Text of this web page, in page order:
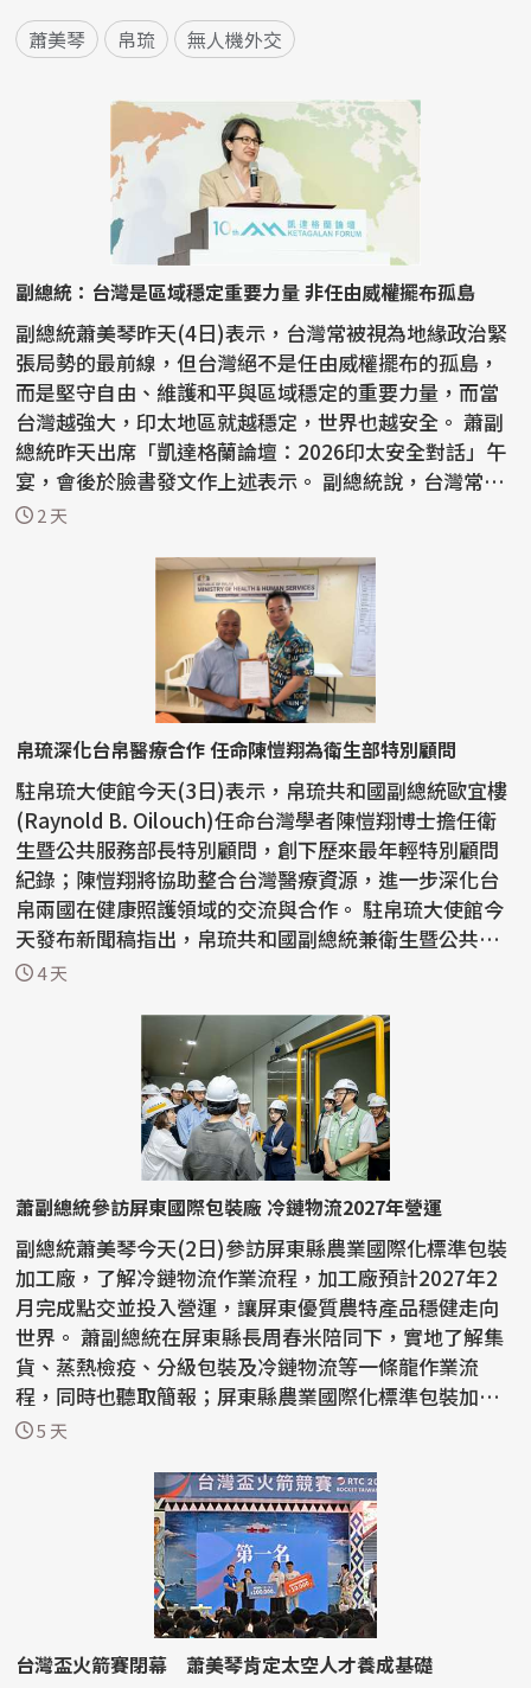
蕭美琴 帛琉 無人機外交
副總統：台灣是區域穩定重要力量 非任由威權擺布孤島
副總統蕭美琴昨天(4日)表示，台灣常被視為地緣政治緊
張局勢的最前線，但台灣絕不是任由威權擺布的孤島，
而是堅守自由、維護和平與區域穩定的重要力量，而當
台灣越強大，印太地區就越穩定，世界也越安全。 蕭副
總統昨天出席「凱達格蘭論壇：2026印太安全對話」午
宴，會後於臉書發文作上述表示。 副總統說，台灣常
被...2 天
帛琉深化台帛醫療合作 任命陳愷翔為衛生部特別顧問
駐帛琉大使館今天(3日)表示，帛琉共和國副總統歐宜樓
(Raynold B. Oilouch)任命台灣學者陳愷翔博士擔任衛
生暨公共服務部長特別顧問，創下歷來最年輕特別顧問
紀錄；陳愷翔將協助整合台灣醫療資源，進一步深化台
帛兩國在健康照護領域的交流與合作。 駐帛琉大使館今
天發布新聞稿指出，帛琉共和國副總統兼衛生暨公共服
務部...
4 天
蕭副總統參訪屏東國際包裝廠 冷鏈物流2027年營運
副總統蕭美琴今天(2日)參訪屏東縣農業國際化標準包裝
加工廠，了解冷鏈物流作業流程，加工廠預計2027年2
月完成點交並投入營運，讓屏東優質農特產品穩健走向
世界。 蕭副總統在屏東縣長周春米陪同下，實地了解集
貨、蒸熱檢疫、分級包裝及冷鏈物流等一條龍作業流
程，同時也聽取簡報；屏東縣農業國際化標準包裝加工
廠斥資新...
5 天
台灣盃火箭賽閉幕 蕭美琴肯定太空人才養成基礎